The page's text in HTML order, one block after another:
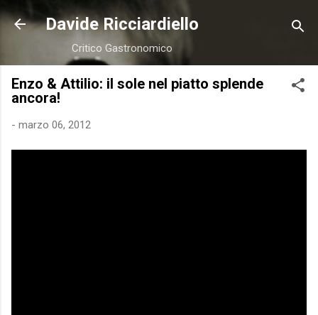
Passa ai contenuti principali
Davide Ricciardiello
Critico Gastronomico
Enzo & Attilio: il sole nel piatto splende
ancora!
- marzo 06, 2012